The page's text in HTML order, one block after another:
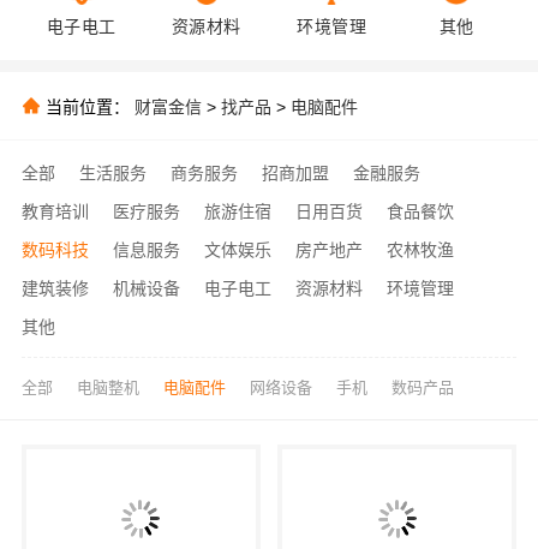
电子电工 资源材料 环境管理 其他
当前位置： 财富金信 > 找产品 > 电脑配件
全部 生活服务 商务服务 招商加盟
金融服务
教育培训
医疗服务 旅游住宿 日用百货
食品餐饮
数码科技
信息服务 文体娱乐 房产地产
农林牧渔
建筑装修
机械设备 电子电工 资源材料
环境管理
其他
全部 电脑整机 电脑配件 网络设备 手机 数码产品